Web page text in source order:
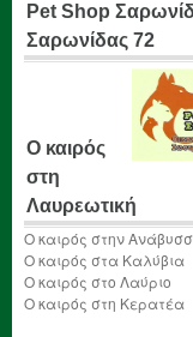
Pet Shop
Σαρωνίδας 72
Ο καιρός
στη
Λαυρεωτική
Ο καιρός στην
Ο καιρός στα Καλύβια
Ο καιρός στο Λαύριο
Ο καιρός στη Κερατέα